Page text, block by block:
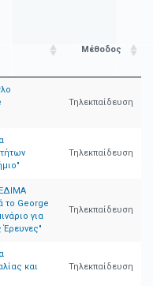
Μέθοδος
Τηλεκπαίδευση
Τηλεκπαίδευση
το George
για
Έρευνες"
Τηλεκπαίδευση
και
Τηλεκπαίδευση